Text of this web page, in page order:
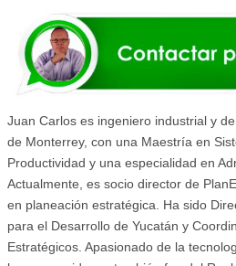
Juan Carlos es ingeniero industrial y
de Monterrey, con una Maestría en
Productividad y una especialidad en
Actualmente, es socio director de
en planeación estratégica. Ha sido
para el Desarrollo de Yucatán y
Estratégicos. Apasionado de la